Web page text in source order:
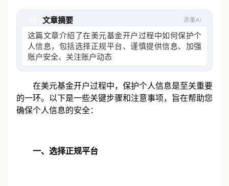
文章摘要 洪墨AI
这篇文章介绍了在美元基金开户过程中如何保护个
人信息，包括选择正规平台、谨慎提供信息、加强
账户安全、关注账户动态以及了解隐私政策等
在美元基金开户过程中，保护个人信息是至关重要
的一环。以下是一些关键步骤和注意事项，旨在帮助您
确保个人信息的安全：
一、选择正规平台